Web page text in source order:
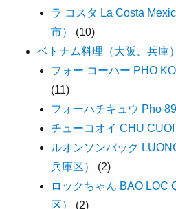
ラ コスタ La Costa
市）
(10)
ベトナム料理（大阪、兵庫）
フォー コーハー PHO
(11)
フォーハチキュウ Pho
チューコオイ CHU CUOI
ルオンソンバック
兵庫区）
(2)
ロックちゃん BAO LOC
区）
(2)